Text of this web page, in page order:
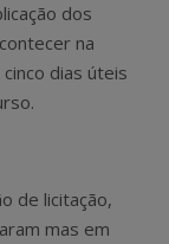
dos
na
dias úteis
de licitação,
mas em